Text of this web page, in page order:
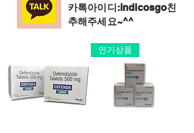
​카톡아이디:indicosgo친
추해주세요~^^
인기상품